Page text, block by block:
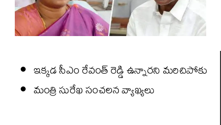
ఇక్కడ సీఎం రేవంత్ రెడ్డి ఉన్నారని మరిచిపోకు
మంత్రి సురేఖ సంచలన వ్యాఖ్యలు